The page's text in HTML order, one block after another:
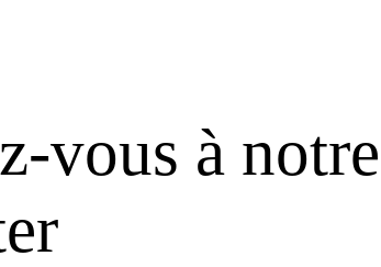
vous à notre